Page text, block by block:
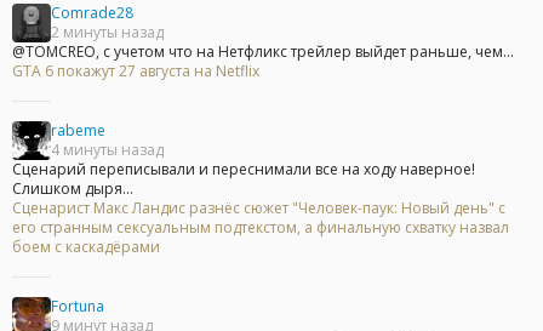
Comrade28
2 минуты назад
@TOMCREO, с учетом что на Нетфликс трейлер выйдет раньше, чем...
GTA 6 покажут 27 августа на Netflix
rabeme
4 минуты назад
Сценарий переписывали и переснимали все на ходу наверное!
Слишком дыря...
Сценарист Макс Ландис разнёс сюжет "Человек-паук: Новый день" с
его странным сексуальным подтекстом, а финальную схватку назвал
боем с каскадёрами
Fortuna
9 минут назад